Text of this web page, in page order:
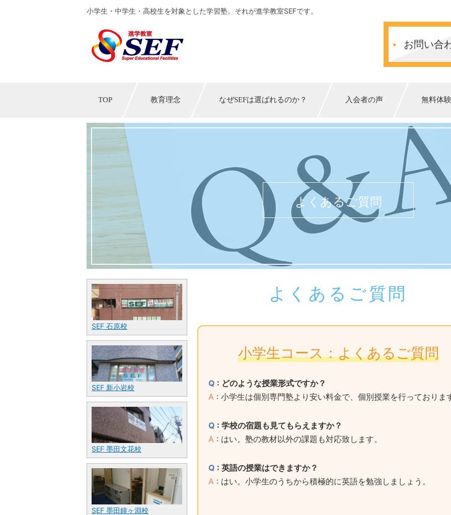
小学生・中学生・高校生を対象とした学習塾。それが進学教室SEFです。
お問い合
TOP 教育理念 なぜSEFは選ばれるのか？ 入会者の声 無料体験
よくあるご質問
SEF 石原校
SEF 新小岩校
SEF 墨田文花校
SEF 墨田鐘ヶ淵校
よくあるご質問
小学生コース：よくあるご質問
Q : どのような授業形式ですか？
A : 小学生は個別専門塾より安い料金で、個別授業を行っておりま
Q : 学校の宿題も見てもらえますか？
A : はい。塾の教材以外の課題も対応致します。
Q : 英語の授業はできますか？
A : はい。小学生のうちから積極的に英語を勉強しましょう。